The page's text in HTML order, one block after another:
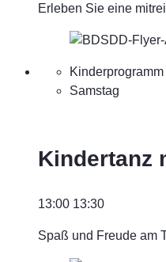
Erleben Sie eine
Kinderprogramm
Samstag
Kindertanz
13:00 13:30
Spaß und Freude am